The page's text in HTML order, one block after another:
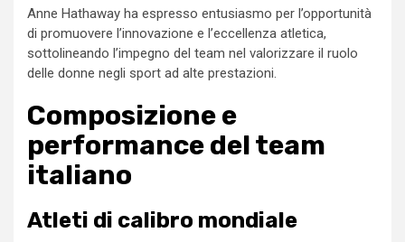
Anne Hathaway ha espresso entusiasmo per l’opportunità
di promuovere l’innovazione e l’eccellenza atletica,
sottolineando l’impegno del team nel valorizzare il ruolo
delle donne negli sport ad alte prestazioni.
Composizione e
performance del team
italiano
Atleti di calibro mondiale